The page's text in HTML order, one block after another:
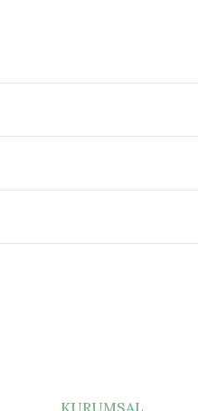
KURUMSAL